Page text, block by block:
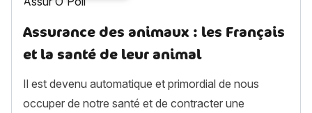
Assurance des animaux : les Français
et la santé de leur animal
Il est devenu automatique et primordial de nous
occuper de notre santé et de contracter une